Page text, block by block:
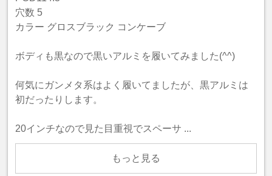
穴数 5
カラー グロスブラック コンケーブ
ボディも黒なので黒いアルミを履いてみました(^^)
何気にガンメタ系はよく履いてましたが、黒アルミは
初だったりします。
20インチなので見た目重視でスペーサ ...
もっと見る